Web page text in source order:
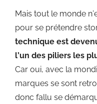
Mais tout le monde
pour se prétendre
technique est
l’un des piliers les
Car oui, avec la
marques se sont
donc fallu se